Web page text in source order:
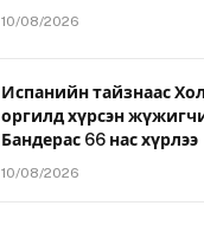
10/08/2026
Испанийн тайзнаас
оргилд хүрсэн
Бандерас 66 нас хүрлээ
10/08/2026